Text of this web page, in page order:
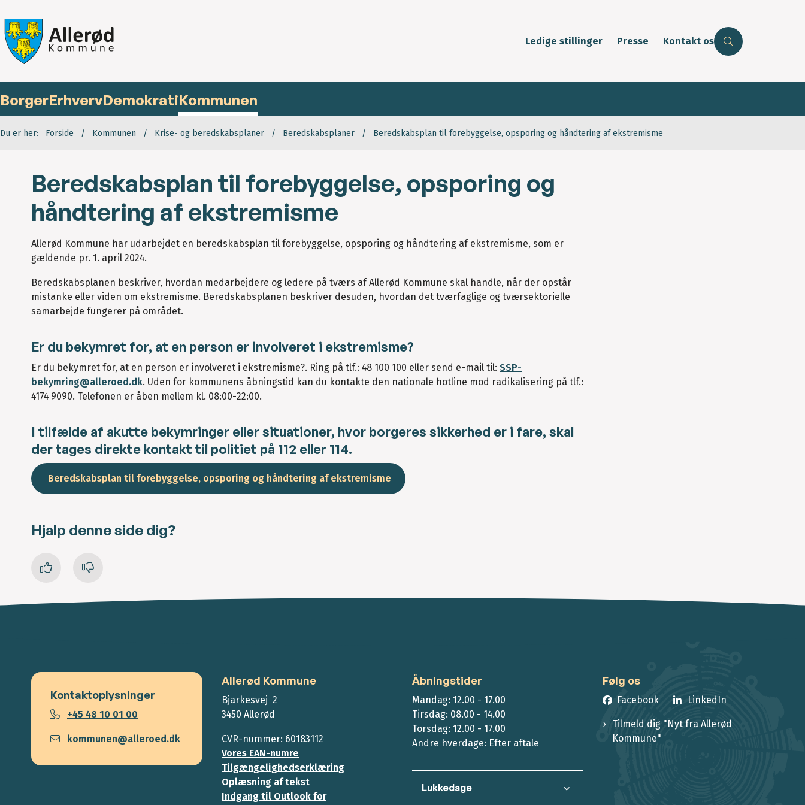
Ledige stillinger Presse Kontakt os
BorgerErhvervDemokratiKommunen
Du er her: Forside Kommunen Krise- og beredskabsplaner Beredskabsplaner Beredskabsplan til forebyggelse, opsporing og håndtering af ekstremisme
Beredskabsplan til forebyggelse, opsporing og
håndtering af ekstremisme
Allerød Kommune har udarbejdet en beredskabsplan til forebyggelse, opsporing og håndtering af ekstremisme, som er
gældende pr. 1. april 2024.
Beredskabsplanen beskriver, hvordan medarbejdere og ledere på tværs af Allerød Kommune skal handle, når der opstår
mistanke eller viden om ekstremisme. Beredskabsplanen beskriver desuden, hvordan det tværfaglige og tværsektorielle
samarbejde fungerer på området.
Er du bekymret for, at en person er involveret i ekstremisme?
Er du bekymret for, at en person er involveret i ekstremisme?. Ring på tlf.: 48 100 100 eller send e-mail til: SSP-
bekymring@alleroed.dk. Uden for kommunens åbningstid kan du kontakte den nationale hotline mod radikalisering på tlf.:
4174 9090. Telefonen er åben mellem kl. 08:00-22:00.
I tilfælde af akutte bekymringer eller situationer, hvor borgeres sikkerhed er i fare, skal
der tages direkte kontakt til politiet på 112 eller 114.
Beredskabsplan til forebyggelse, opsporing og håndtering af ekstremisme
Hjalp denne side dig?
Kontaktoplysninger
+45 48 10 01 00
kommunen@alleroed.dk
Allerød Kommune
Bjarkesvej 2
3450 Allerød
CVR-nummer: 60183112
Vores EAN-numre
Tilgængelighedserklæring
Oplæsning af tekst
Indgang til Outlook for
Åbningstider
Mandag: 12.00 - 17.00
Tirsdag: 08.00 - 14.00
Torsdag: 12.00 - 17.00
Andre hverdage: Efter aftale
Lukkedage
Følg os
Facebook LinkedIn
Tilmeld dig "Nyt fra Allerød
Kommune"